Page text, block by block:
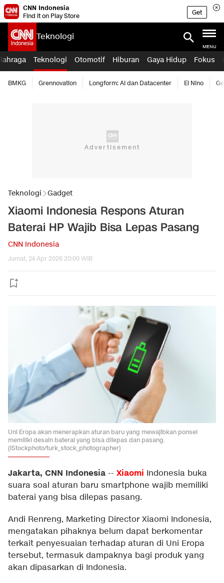
CNN Indonesia
Find it on Play Store
Get
Teknologi
MENU
Teknologi Otomotif Hiburan Gaya Hidup Fokus
BMKG Grennovation Longform: AI dan Datacenter El Nino
Teknologi Gadget
Xiaomi Indonesia Respons Aturan
Baterai HP Wajib Bisa Lepas Pasang
CNN Indonesia
Jumat, 24 Apr 2026 20:00 WIB
Uni Eropa akan menerapkan aturan baru yang mewajibkan ponsel
memiliki desain baterai yang bisa dilepas dan pasang.
(iStockphoto/turk_stock_photographer)
Jakarta, CNN Indonesia -- Xiaomi Indonesia buka
suara soal aturan baru smartphone wajib memiliki
baterai yang bisa dilepas pasang.
Andi Renreng, Marketing Director Xiaomi Indonesia,
mengatakan pihaknya belum dapat berkomentar
terkait penyesuaian terhadap aturan di Uni Eropa
tersebut, termasuk dampaknya bagi produk yang
akan dipasarkan di Indonesia.